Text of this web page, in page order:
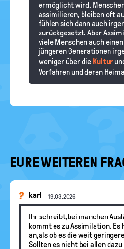
ermöglicht wird.
assimilieren, bleiben oft
fühlen sich dann auch
zurückgesetzt. Aber
viele Menschen auch
jüngeren Generationen
weniger über die Kultur
Vorfahren und deren
EURE WEITEREN
karl 19.03.2026
Ihr schreibt,bei manchen
kommt es zu Assimilation. Es
an,als ob es die weit
Sollten es nicht bei allen dazu